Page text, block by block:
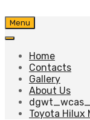
Skip
to
Menu
Home
Contacts
Gallery
About Us
Toyota Hilux